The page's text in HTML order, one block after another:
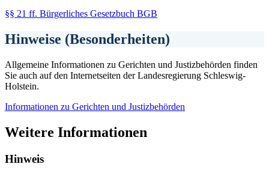
§§ 21 ff. Bürgerliches Gesetzbuch BGB
Hinweise (Besonderheiten)
Allgemeine Informationen zu Gerichten und Justizbehörden finden
Sie auch auf den Internetseiten der Landesregierung Schleswig-
Holstein.
Informationen zu Gerichten und Justizbehörden
Weitere Informationen
Hinweis